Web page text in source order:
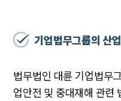
기업법무그룹의 산
법무법인 대륜 기업법무
업안전 및 중대재해 관련